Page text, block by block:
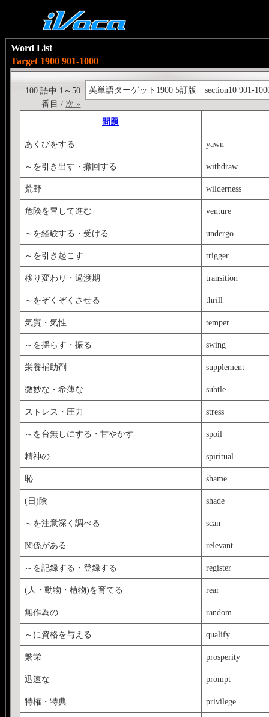
Word List
Target 1900 901-1000
英単語ターゲット1900 5訂版 section10 901-
100 語中 1～50
番目 / 次 »
問題
あくびをする yawn
～を引き出す・撤回する withdraw
荒野 wilderness
危険を冒して進む venture
～を経験する・受ける undergo
～を引き起こす trigger
移り変わり・過渡期 transition
～をぞくぞくさせる thrill
気質・気性 temper
～を揺らす・振る swing
栄養補助剤 supplement
微妙な・希薄な subtle
ストレス・圧力 stress
～を台無しにする・甘やかす spoil
精神の spiritual
恥 shame
(日)陰 shade
～を注意深く調べる scan
関係がある relevant
～を記録する・登録する register
(人・動物・植物)を育てる rear
無作為の random
～に資格を与える qualify
繁栄 prosperity
迅速な prompt
特権・特典 privilege